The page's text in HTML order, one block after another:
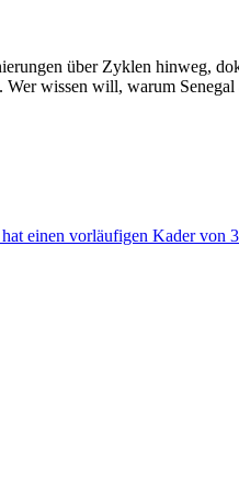
über Zyklen hinweg,
wissen will, warum
einen vorläufigen Kader von